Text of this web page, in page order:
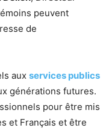
peuvent
de
aux services publics
générations futures.
pour être mis
et Français et être